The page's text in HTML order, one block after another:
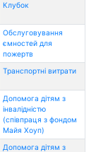
Клубок
Обслуговування
ємностей для
пожертв
Транспортні витрати
Допомога дітям з
інвалідністю
(співпраця з фондом
Майя Хоуп)
Допомога дітям з